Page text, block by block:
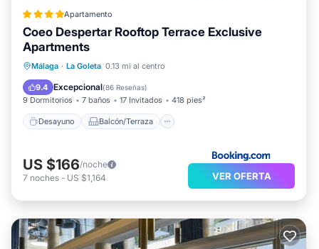
Apartamento
Coeo Despertar Rooftop Terrace Exclusive
Apartments
Málaga · La Goleta 0.13 mi al centro
9.4 Excepcional(86 Reseñas)
9 Dormitorios 7 baños 17 Invitados 418 pies²
Desayuno Balcón/Terraza
Desayuno
Balcón/Terraza
Aire acondicionado
US $166/noche
7 noches - US $1,164 VER OFERTA